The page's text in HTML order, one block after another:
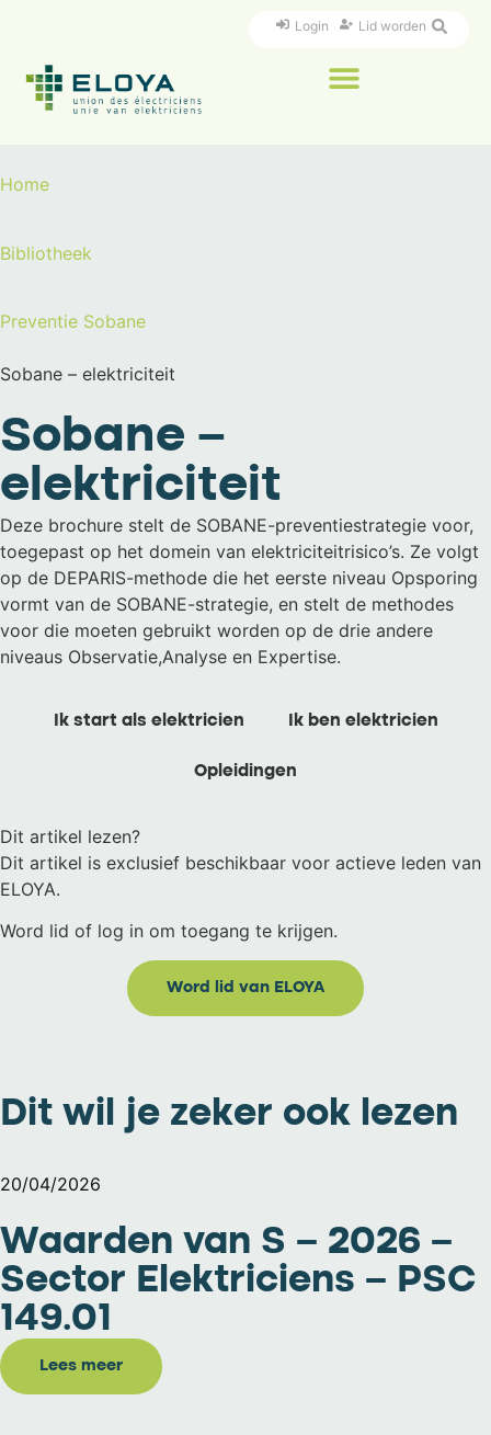
Login Lid worden
Home
Bibliotheek
Preventie Sobane
Sobane – elektriciteit
Sobane –
elektriciteit
Deze brochure stelt de SOBANE-preventiestrategie voor,
toegepast op het domein van elektriciteitrisico’s. Ze volgt
op de DEPARIS-methode die het eerste niveau Opsporing
vormt van de SOBANE-strategie, en stelt de methodes
voor die moeten gebruikt worden op de drie andere
niveaus Observatie,Analyse en Expertise.
Ik start als elektricien Ik ben elektricien
Opleidingen
Dit artikel lezen?
Dit artikel is exclusief beschikbaar voor actieve leden van
ELOYA.
Word lid of log in om toegang te krijgen.
Word lid van ELOYA
Dit wil je zeker ook lezen
20/04/2026
Waarden van S – 2026 –
Sector Elektriciens – PSC
149.01
Lees meer